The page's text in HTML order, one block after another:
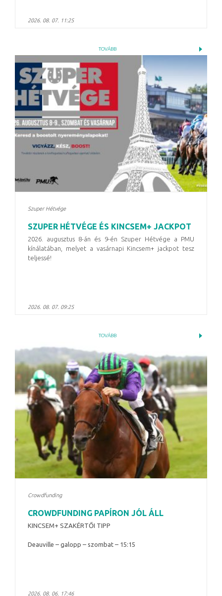
2026. 08. 07. 11:25
TOVÁBB
Szuper Hétvége
SZUPER HÉTVÉGE ÉS KINCSEM+ JACKPOT
2026. augusztus 8-án és 9-én Szuper Hétvége a PMU
kínálatában, melyet a vasárnapi Kincsem+ jackpot tesz
teljessé!
2026. 08. 07. 09:25
TOVÁBB
Crowdfunding
CROWDFUNDING PAPÍRON JÓL ÁLL
KINCSEM+ SZAKÉRTŐI TIPP
Deauville – galopp – szombat – 15:15
2026. 08. 06. 17:46